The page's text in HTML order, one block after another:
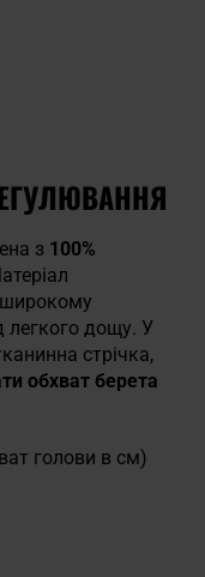
з 100%
легкого дощу. У
стрічка,
обхват берета
голови в см)